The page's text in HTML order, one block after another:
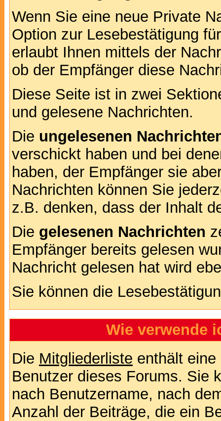
Wenn Sie eine neue Private
Option zur Lesebestätigung
erlaubt Ihnen mittels der
ob der Empfänger diese
Diese Seite ist in zwei
und gelesene Nachrichten.
Die ungelesenen
verschickt haben und bei
haben, der Empfänger sie
Nachrichten können Sie
z.B. denken, dass der Inhalt
Die gelesenen Nachrichten
Empfänger bereits gelesen
Nachricht gelesen hat wird
Sie können die
Wie verwende
Die Mitgliederliste enthält
Benutzer dieses Forums. Sie
nach Benutzername, nach
Anzahl der Beiträge, die ein